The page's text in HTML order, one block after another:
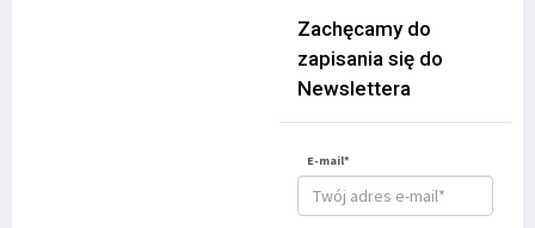
Zachęcamy do
zapisania się do
Newslettera
E-mail*